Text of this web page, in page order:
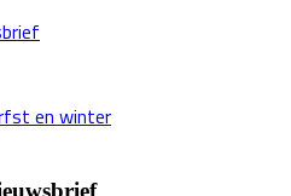
en winter